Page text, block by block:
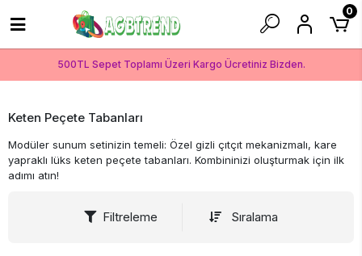
500TL Sepet Toplamı Üzeri Kargo Ücretiniz Bizden.
0
Keten Peçete Tabanları
Modüler sunum setinizin temeli: Özel gizli çıtçıt mekanizmalı, kare
yapraklı lüks keten peçete tabanları. Kombininizi oluşturmak için ilk
adımı atın!
Filtreleme Sıralama